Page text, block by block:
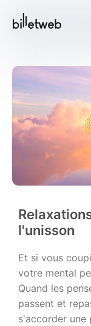
l'unisson
Et si vous
votre mental
Quand les
passent et
s'accorder une